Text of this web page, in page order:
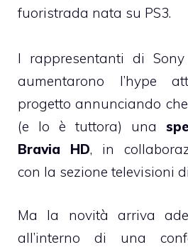
fuoristrada nata su PS3.
I rappresentanti di
aumentarono l’hype
progetto annunciando
(e lo è tuttora) una
Bravia HD, in
con la sezione televisioni
Ma la novità arriva
all’interno di una